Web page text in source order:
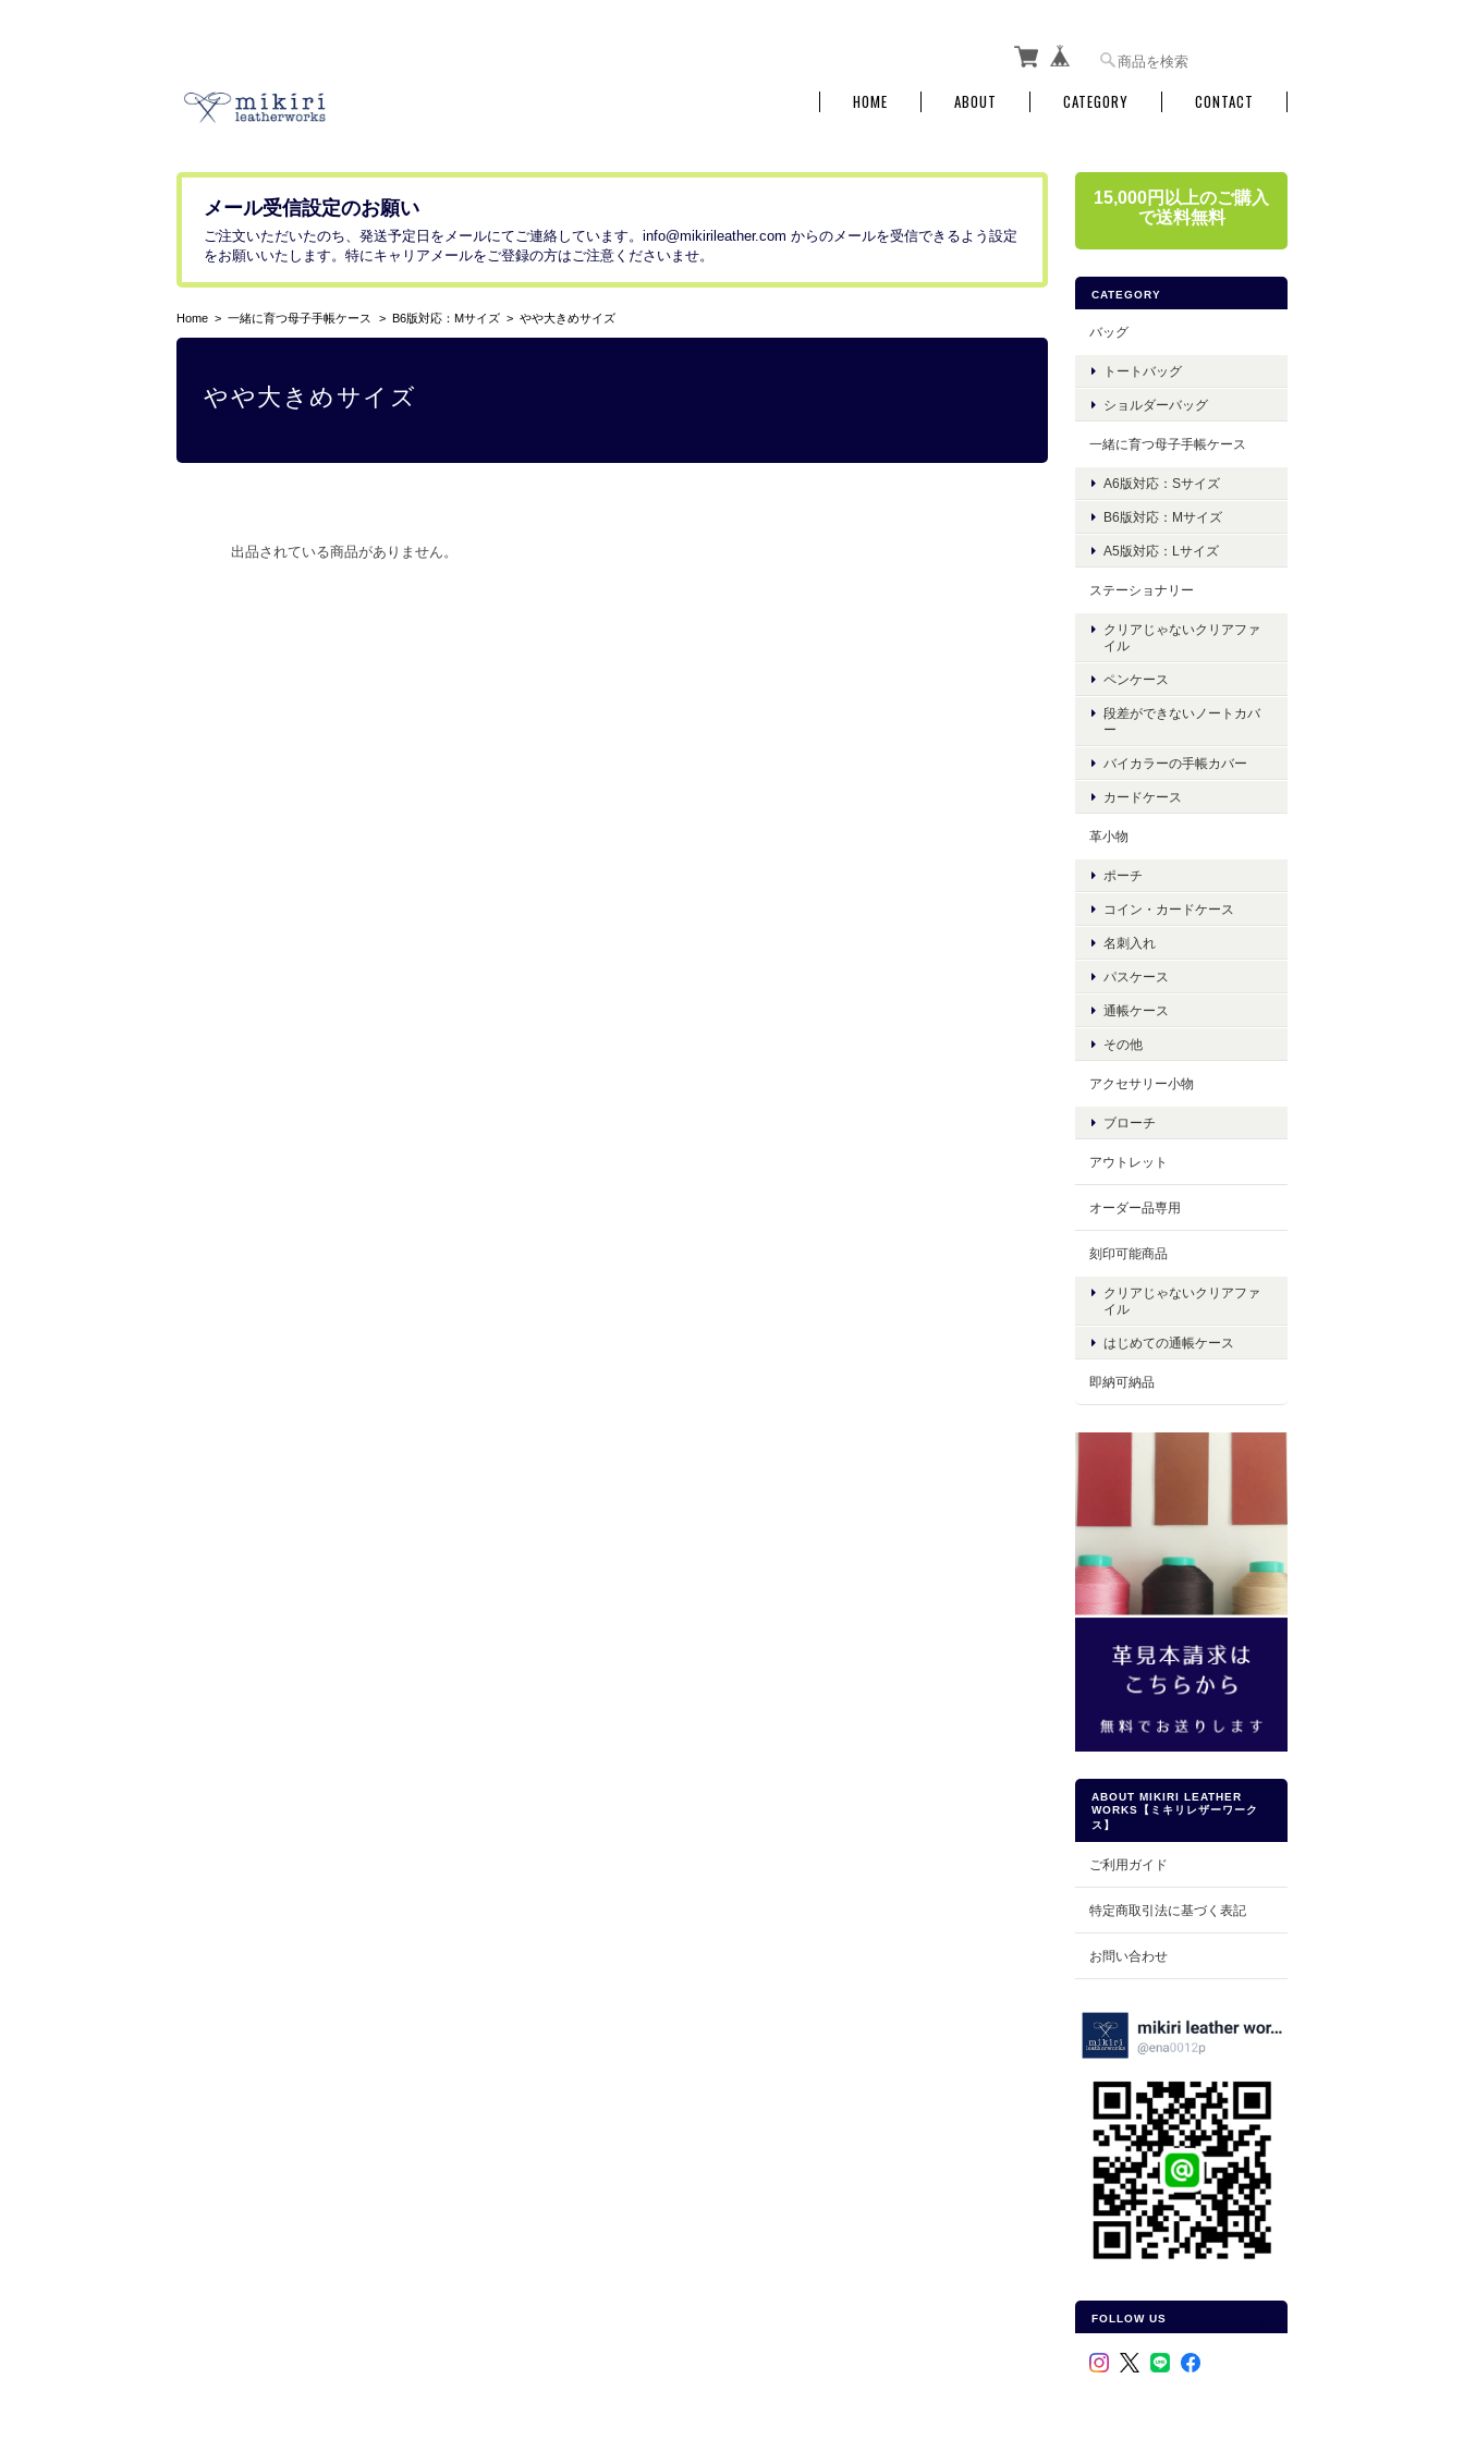
HOME ABOUT CATEGORY CONTACT
メール受信設定のお願い
ご注文いただいたのち、発送予定日をメールにてご連絡しています。 info@mikirileather.com からのメールを受信できるよう設定
をお願いいたします。特にキャリアメールをご登録の方はご注意くださいませ。
Home 一緒に育つ母子手帳ケース B6版対応：Mサイズ やや大きめサイズ
やや大きめサイズ
出品されている商品がありません。
15,000円以上のご購入
で送料無料
CATEGORY
バッグ
トートバッグ
ショルダーバッグ
一緒に育つ母子手帳ケース
A6版対応：Sサイズ
B6版対応：Mサイズ
A5版対応：Lサイズ
ステーショナリー
クリアじゃないクリアファ
イル
ペンケース
段差ができないノートカバ
ー
バイカラーの手帳カバー
カードケース
革小物
ポーチ
コイン・カードケース
名刺入れ
パスケース
通帳ケース
その他
アクセサリー小物
ブローチ
アウトレット
オーダー品専用
刻印可能商品
クリアじゃないクリアファ
イル
はじめての通帳ケース
即納可納品
ABOUT MIKIRI LEATHER
WORKS【ミキリレザーワーク
ス】
ご利用ガイド
特定商取引法に基づく表記
お問い合わせ
FOLLOW US